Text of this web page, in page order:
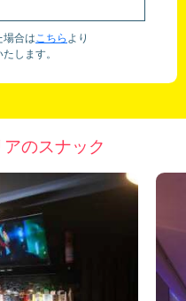
場合はこちら より
します。
のスナック